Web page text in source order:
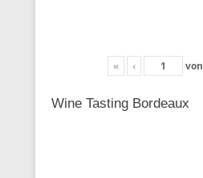
« ‹ von
Wine Tasting Bordeaux